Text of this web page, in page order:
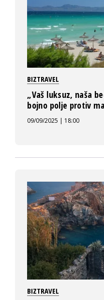
BIZTRAVEL
„Vaš luksuz, naša
bojno polje protiv
09/09/2025 | 18:00
BIZTRAVEL